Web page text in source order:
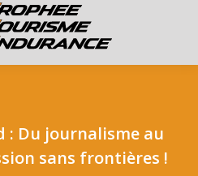
: Du journalisme au
sans frontières !